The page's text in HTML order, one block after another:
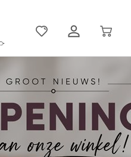
&
Creatieve